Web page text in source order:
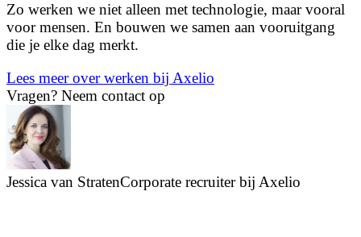
Zo werken we niet alleen met technologie, maar vooral
voor mensen. En bouwen we samen aan vooruitgang
die je elke dag merkt.
Lees meer over werken bij Axelio
Vragen? Neem contact op
Jessica van StratenCorporate recruiter bij Axelio